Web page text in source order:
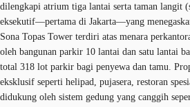
dilengkapi atrium tiga lantai serta taman langit
eksekutif—pertama di Jakarta—yang
Sona Topas Tower terdiri atas menara
oleh bangunan parkir 10 lantai dan satu lantai
total 318 lot parkir bagi penyewa dan tamu.
eksklusif seperti helipad, pujasera, restoran
didukung oleh sistem gedung yang canggih